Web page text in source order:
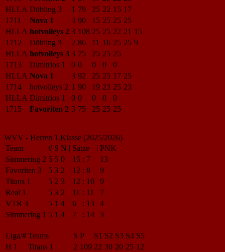
HLLA Döbling 3 1 79 25 22 15 17
1711
Nova 1 3 90 15 25 25 25
HLLA hotvolleys 2 3 108 25 25 22 21 15
1712
Döbling 3 2 86 11 16 25 25 9
HLLA hotvolleys 3 3 75 25 25 25
1713
Dimitrios 1 0 0 0 0
0
HLLA Nova 1 3 92 25 25 17 25
1714
hotvolleys 2 1 90 19 23 25 23
HLLA Dimitrios 1 0 0 0 0
0
1715
Favoriten 2 3 75 25 25 25
WVV - Herren 1.Klasse (2025/2026)
Team
# S N | Sätze | PNK
Simmering 2 5 5 0 15 : 7
13
Favoriten 3
5 3 2 12 : 8
9
Titans 1
5 2 3 12 : 10
9
Real 1
5 3 2 11 : 11
7
VTR 3
5 1 4 6 : 13
4
Simmering 1 5 1 4 7 : 14 3
Liga/# Teams S P S1 S2 S3 S4 S5
H 1
Titans 1 2 109 22 30 20 25 12